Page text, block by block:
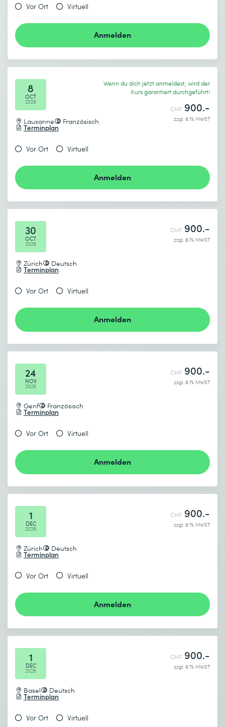
Vor Ort Virtuell
Anmelden
8
OCT
2026
Lausanne Französisch
Terminplan
Wenn du dich jetzt anmeldest, wird der
Kurs garantiert durchgeführt!
CHF 900.-
zzgl. 8.1% MWST
Vor Ort Virtuell
Anmelden
30
OCT
2026
Zürich Deutsch
Terminplan
CHF 900.-
zzgl. 8.1% MWST
Vor Ort Virtuell
Anmelden
24
NOV
2026
Genf Französisch
Terminplan
CHF 900.-
zzgl. 8.1% MWST
Vor Ort Virtuell
Anmelden
1
DEC
2026
Zürich Deutsch
Terminplan
CHF 900.-
zzgl. 8.1% MWST
Vor Ort Virtuell
Anmelden
1
DEC
2026
Basel Deutsch
Terminplan
CHF 900.-
zzgl. 8.1% MWST
Vor Ort Virtuell